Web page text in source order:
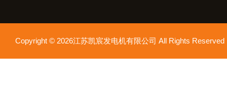
Copyright © 2026江苏凯宸发电机有限公司 All Rights